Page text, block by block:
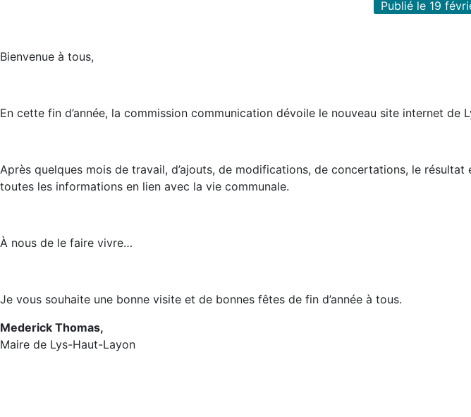
Publié le 19
Bienvenue à tous,
En cette fin d’année, la commission communication dévoile le nouveau site internet de
Après quelques mois de travail, d’ajouts, de modifications, de concertations, le
toutes les informations en lien avec la vie communale.
À nous de le faire vivre…
Je vous souhaite une bonne visite et de bonnes fêtes de fin d’année à tous.
Mederick Thomas,
Maire de Lys-Haut-Layon